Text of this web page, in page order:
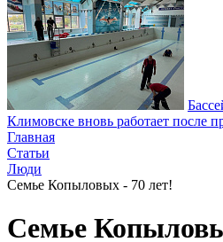
Климовске вновь работает после
Главная
Статьи
Люди
Семье Копыловых - 70 лет!
Семье